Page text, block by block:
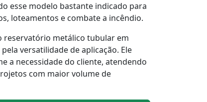
esse modelo bastante indicado para
loteamentos e combate a incêndio.
reservatório metálico tubular em
versatilidade de aplicação. Ele
a necessidade do cliente, atendendo
com maior volume de